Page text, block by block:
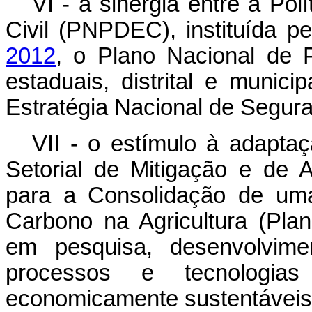
Civil (PNPDEC), instituída
2012, o Plano Nacional de
estaduais, distrital e
Estratégia Nacional de
VII - o estímulo à
Setorial de Mitigação e de
para a Consolidação de
Carbono na Agricultura
em pesquisa,
processos e
economicamente